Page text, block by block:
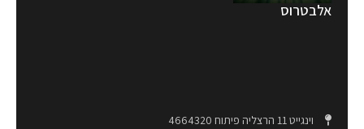
אלבטרוס
וינגייט 11 הרצליה פיתוח 4664320